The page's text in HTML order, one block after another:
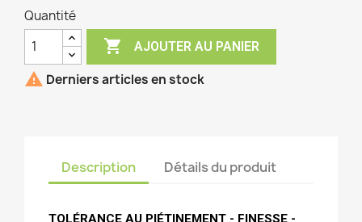
Quantité
 AJOUTER AU PANIER
 Derniers articles en stock
Description Détails du produit
TOLÉRANCE AU PIÉTINEMENT - FINESSE -